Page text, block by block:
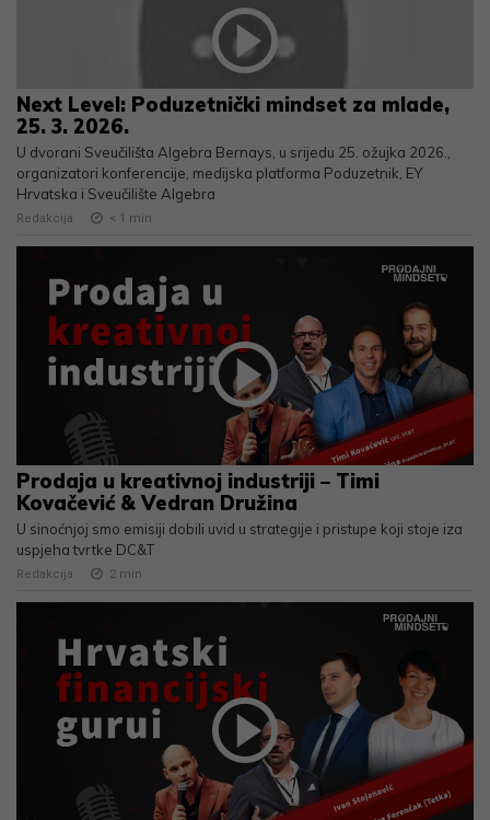
Next Level: Poduzetnički mindset za mlade,
25. 3. 2026.
U dvorani Sveučilišta Algebra Bernays, u srijedu 25. ožujka 2026.,
organizatori konferencije, medijska platforma Poduzetnik, EY
Hrvatska i Sveučilište Algebra
Redakcija < 1 min
Prodaja u kreativnoj industriji – Timi
Kovačević & Vedran Družina
U sinoćnjoj smo emisiji dobili uvid u strategije i pristupe koji stoje iza
uspjeha tvrtke DC&T
Redakcija 2 min